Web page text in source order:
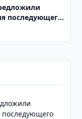
последующего
последующего